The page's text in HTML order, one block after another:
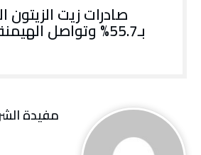
صادرات زيت الزيتون
بـ55.7% وتواصل
مفيدة